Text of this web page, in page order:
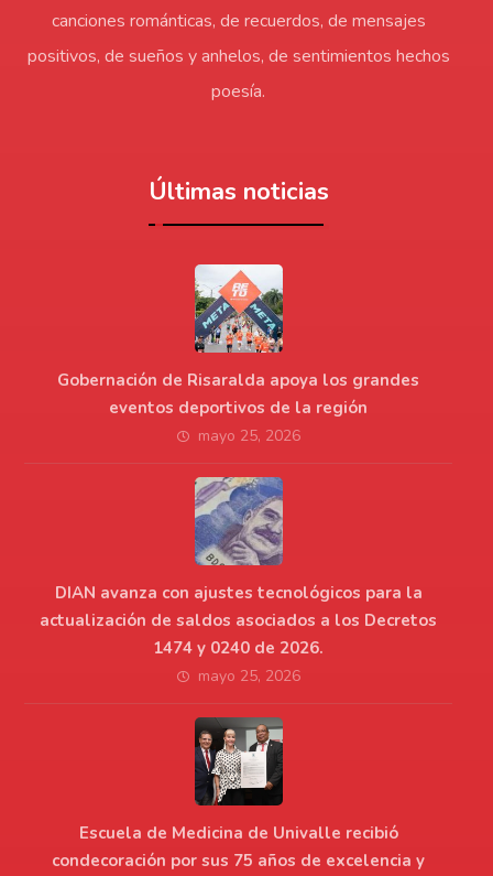
canciones románticas, de recuerdos, de mensajes
positivos, de sueños y anhelos, de sentimientos hechos
poesía.
Últimas noticias
Gobernación de Risaralda apoya los grandes
eventos deportivos de la región
mayo 25, 2026
DIAN avanza con ajustes tecnológicos para la
actualización de saldos asociados a los Decretos
1474 y 0240 de 2026.
mayo 25, 2026
Escuela de Medicina de Univalle recibió
condecoración por sus 75 años de excelencia y